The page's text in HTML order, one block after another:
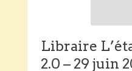
Libraire
2.0 – 29 juin